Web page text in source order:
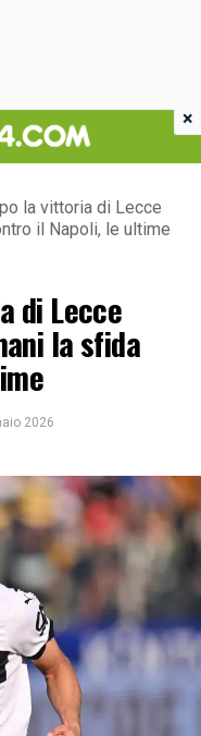
la vittoria di Lecce
il Napoli, le ultime
di Lecce
la sfida
2026
×